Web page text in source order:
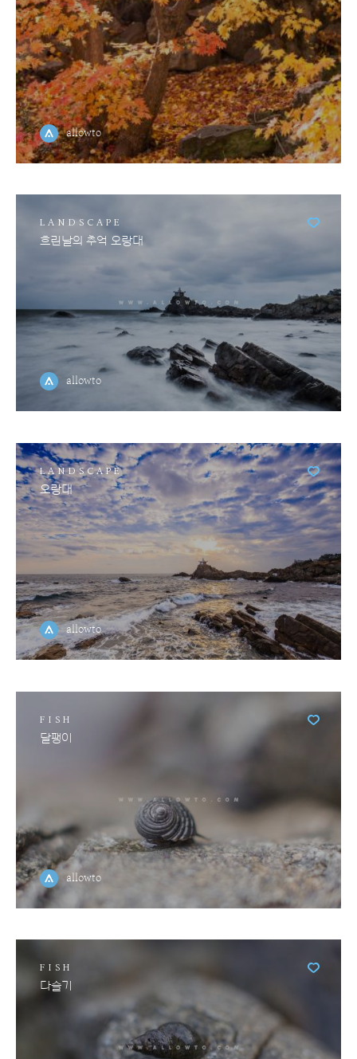
allowto
LANDSCAPE
흐린날의 추억 오랑대
allowto
LANDSCAPE
오랑대
allowto
FISH
달팽이
allowto
FISH
다슬기